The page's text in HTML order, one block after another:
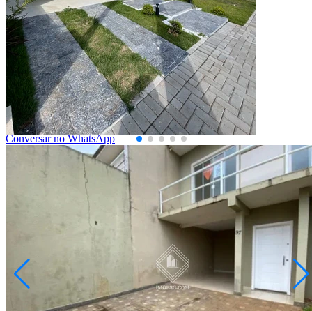
Sobrado no Condomínio Bosque Mistral
Ponta Grossa/PR
2073256.001
3Quartos
1Suíte
2Vagas
141,00Área Privativa (m²)
Conversar no WhatsApp